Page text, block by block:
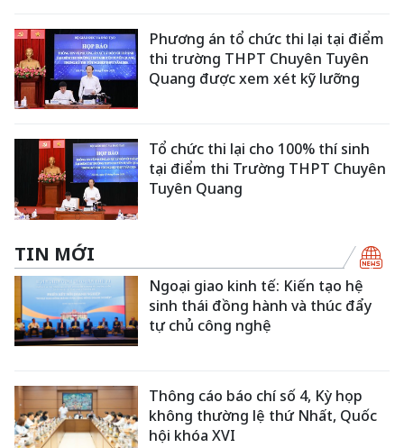
Phương án tổ chức thi lại tại điểm
thi trường THPT Chuyên Tuyên
Quang được xem xét kỹ lưỡng
Tổ chức thi lại cho 100% thí sinh
tại điểm thi Trường THPT Chuyên
Tuyên Quang
TIN MỚI
Ngoại giao kinh tế: Kiến tạo hệ
sinh thái đồng hành và thúc đẩy
tự chủ công nghệ
Thông cáo báo chí số 4, Kỳ họp
không thường lệ thứ Nhất, Quốc
hội khóa XVI